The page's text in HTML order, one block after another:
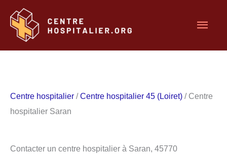
contenu
Centre hospitalier /Centre hospitalier 45 (Loiret) / Centre
hospitalier Saran
Contacter un centre hospitalier à Saran, 45770